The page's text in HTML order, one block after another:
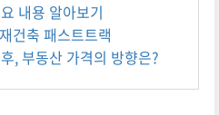
내용 알아보기
건축 패스트트랙
, 부동산 가격의 방향은?